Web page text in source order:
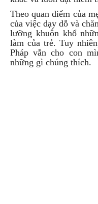
Theo quan điểm của
của việc dạy dỗ và
lưỡng khuôn khổ
làm của trẻ. Tuy
Pháp vẫn cho con
những gì chúng thích.